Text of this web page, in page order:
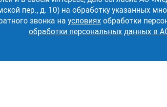
пер., д. 10) на обработку указанных
звонка на условияхобработки
обработки персональных данных в